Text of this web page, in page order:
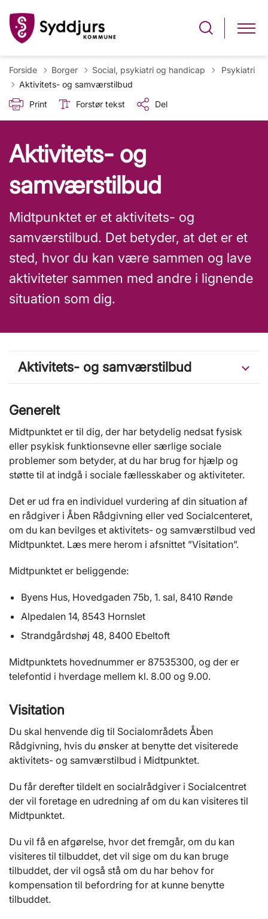
Forside Borger Social, psykiatri og handicap Tilbage til
Psykiatri
Aktivitets- og samværstilbud
Print
Forstør tekst Del
Aktivitets- og
samværstilbud
Midtpunktet er et aktivitets- og
samværstilbud. Det betyder, at det er et
sted, hvor du kan være sammen og lave
aktiviteter sammen med andre i lignende
situation som dig.
Aktivitets- og samværstilbud
Generelt
Midtpunktet er til dig, der har betydelig nedsat fysisk
eller psykisk funktionsevne eller særlige sociale
problemer som betyder, at du har brug for hjælp og
støtte til at indgå i sociale fællesskaber og aktiviteter.
Det er ud fra en individuel vurdering af din situation af
en rådgiver i Åben Rådgivning eller ved Socialcenteret,
om du kan bevilges et aktivitets- og samværstilbud ved
Midtpunktet. Læs mere herom i afsnittet ”Visitation”.
Midtpunktet er beliggende:
Byens Hus, Hovedgaden 75b, 1. sal, 8410 Rønde
Alpedalen 14, 8543 Hornslet
Strandgårdshøj 48, 8400 Ebeltoft
Midtpunktets hovednummer er 87535300, og der er
telefontid i hverdage mellem kl. 8.00 og 9.00.
Visitation
Du skal henvende dig til Socialområdets Åben
Rådgivning, hvis du ønsker at benytte det visiterede
aktivitets- og samværstilbud i Midtpunktet.
Du får derefter tildelt en socialrådgiver i Socialcentret
der vil foretage en udredning af om du kan visiteres til
Midtpunktet.
Du vil få en afgørelse, hvor det fremgår, om du kan
visiteres til tilbuddet, det vil sige om du kan bruge
tilbuddet, der vil også stå om du har behov for
kompensation til befordring for at kunne benytte
tilbuddet.